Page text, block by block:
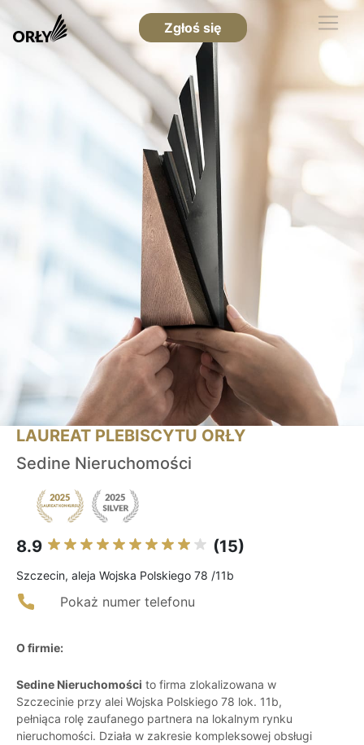
Zgłoś się
LAUREAT PLEBISCYTU ORŁY
Sedine Nieruchomości
8.9 (15)
Szczecin, aleja Wojska Polskiego 78 /11b
Pokaż numer telefonu
O firmie:
Sedine Nieruchomości to firma zlokalizowana w
Szczecinie przy alei Wojska Polskiego 78 lok. 11b,
pełniąca rolę zaufanego partnera na lokalnym rynku
nieruchomości. Działa w zakresie kompleksowej obsługi